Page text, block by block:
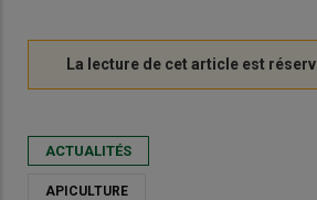
ACTUALITÉS
APICULTURE